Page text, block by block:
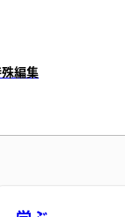
編集